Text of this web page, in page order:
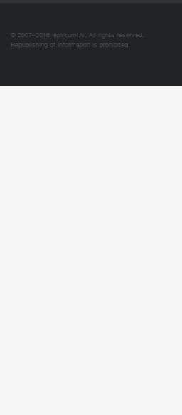
© 2007–2016 Iepirkumi.lv. All rights reserved.
Republishing of information is prohibited.